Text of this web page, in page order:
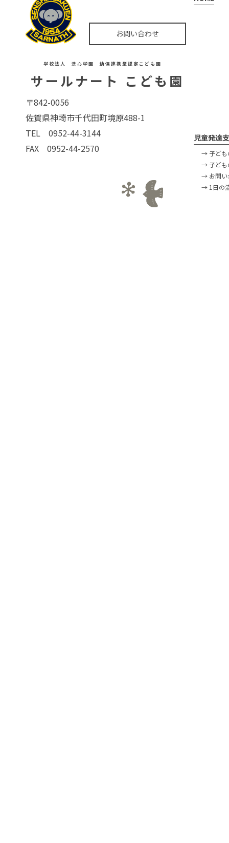
お問い合わせ
学校法人 洗心学園 幼保連携型認定こども園
サールナート こども園
〒842-0056
佐賀県神埼市千代田町境原488-1
TEL 0952-44-3144
FAX 0952-44-2570
児童発達
→ 子ども
→ 子ども
→ お問い
→ 1日の